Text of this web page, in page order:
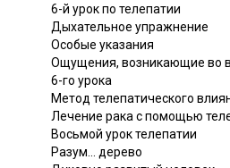
6-й урок по телепатии
Дыхательное упражнение
Особые указания
Ощущения, возникающие во
6-го урока
Метод телепатического
Лечение рака с помощью
Восьмой урок телепатии
Разум... дерево